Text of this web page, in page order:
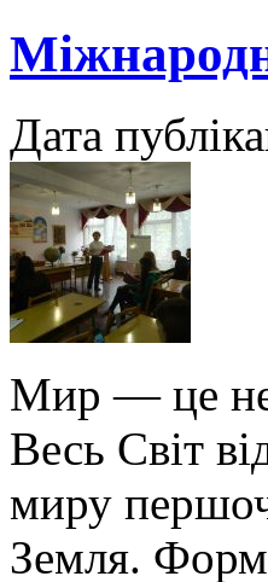
Дата
Мир — це не
Весь Світ
миру
Земля.